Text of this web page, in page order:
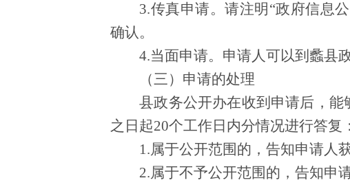
3.传真申请。请注明“政府信息
确认。
4.当面申请。申请人可以到蠡县
（三）申请的处理
县政务公开办在收到申请后，
之日起20个工作日内分情况进行答复：
1.属于公开范围的，告知申请人
2.属于不予公开范围的，告知申